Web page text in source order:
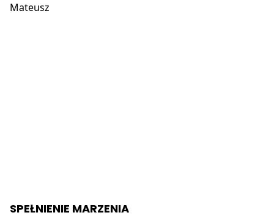
Mateusz
SPEŁNIENIE MARZENIA